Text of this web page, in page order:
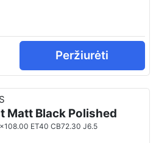
Peržiurėti
Matt Black Polished
ET40 CB72.30 J6.5